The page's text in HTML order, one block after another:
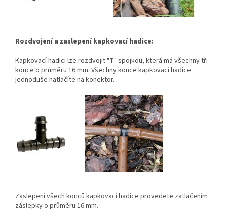
Rozdvojení a zaslepení kapkovací hadice:
Kapkovací hadici lze rozdvojit "T" spojkou, která má všechny tři
konce o průměru 16 mm. Všechny konce kapkovací hadice
jednoduše natlačíte na konektor.
Zaslepení všech konců kapkovací hadice provedete zatlačením
záslepky o průměru 16 mm.